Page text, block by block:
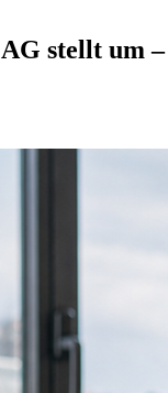
stellt um